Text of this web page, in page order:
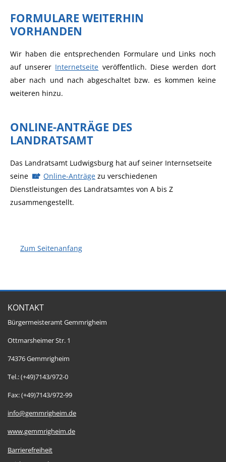
FORMULARE WEITERHIN
VORHANDEN
Wir haben die entsprechenden Formulare und Links noch
auf unserer Internetseite veröffentlich. Diese werden dort
aber nach und nach abgeschaltet bzw. es kommen keine
weiteren hinzu.
ONLINE-ANTRÄGE DES
LANDRATSAMT
Das Landratsamt Ludwigsburg hat auf seiner Internsetseite
seine
Online-Anträge zu verschiedenen
Dienstleistungen des Landratsamtes von A bis Z
zusammengestellt.
Zum Seitenanfang
KONTAKT
Bürgermeisteramt Gemmrigheim
Ottmarsheimer Str. 1
74376 Gemmrigheim
Tel.: (+49)7143/972-0
Fax: (+49)7143/972-99
info@gemmrigheim.de
www.gemmrigheim.de
Barrierefreiheit